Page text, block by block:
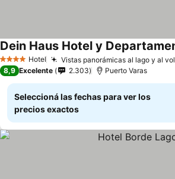
4 EstrellasHotel Vistas panorámicas al lago y al
Dein Haus Hotel y
8,9 Excelente 2.303 Puerto Varas
Seleccioná las fechas para ver los
precios exactos